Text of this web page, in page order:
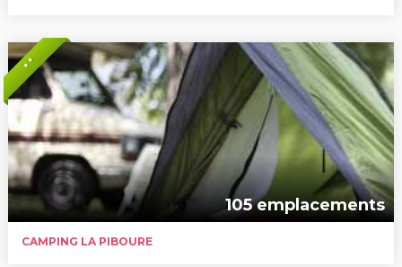
* *
105 emplacements
CAMPING LA PIBOURE